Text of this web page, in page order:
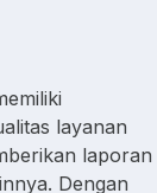
layanan
laporan
Dengan